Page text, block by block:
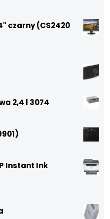
czarny (CS2420
2,4 l 3074
Instant Ink